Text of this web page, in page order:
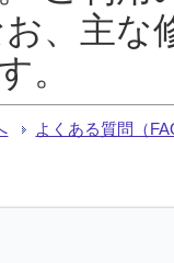
、主な
。
よくある質問（